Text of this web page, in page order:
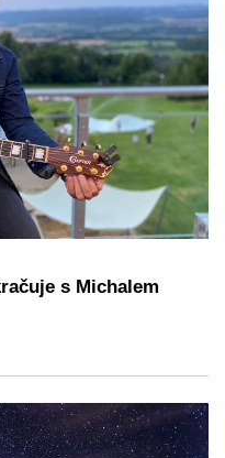
s Michalem